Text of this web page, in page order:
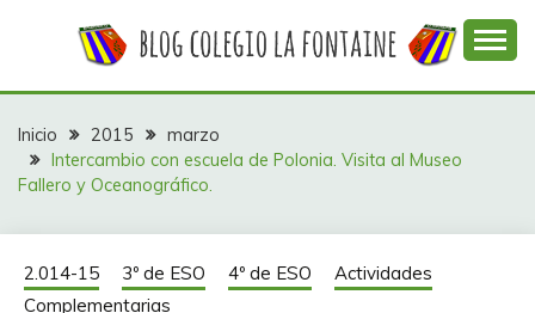
COLEGIO LA
FONTAINE
colegio La Fontaine
Inicio 2015
marzo
Intercambio con escuela de Polonia. Visita al Museo
Fallero y Oceanográfico.
2.014-15 3º de ESO 4º de ESO
Actividades
Complementarias